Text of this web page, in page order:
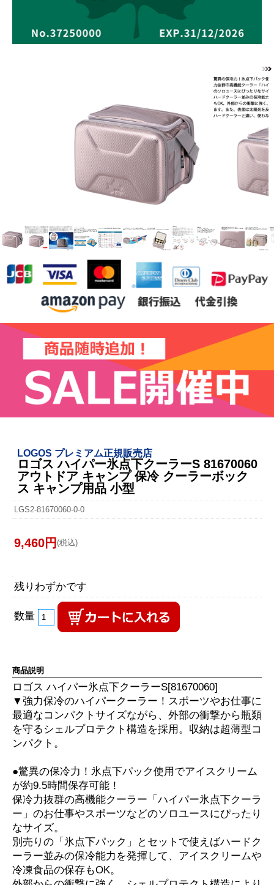
LOGOS プレミアム正規販売店
ロゴス ハイパー氷点下クーラーS 81670060
アウトドア キャンプ 保冷 クーラーボック
ス キャンプ用品 小型
LGS2-81670060-0-0
9,460円 (税込)
残りわずかです
数量
商品説明
ロゴス ハイパー氷点下クーラーS[81670060]
▼強力保冷のハイパークーラー！スポーツやお仕事に
最適なコンパクトサイズながら、外部の衝撃から瓶類
を守るシェルプロテクト構造を採用。収納は超薄型コ
ンパクト。
●驚異の保冷力！氷点下パック使用でアイスクリーム
が約9.5時間保存可能！
保冷力抜群の高機能クーラー「ハイパー氷点下クーラ
ー」のお仕事やスポーツなどのソロユースにぴったり
なサイズ。
別売りの「氷点下パック」とセットで使えばハードク
ーラー並みの保冷能力を発揮して、アイスクリームや
冷凍食品の保存もOK。